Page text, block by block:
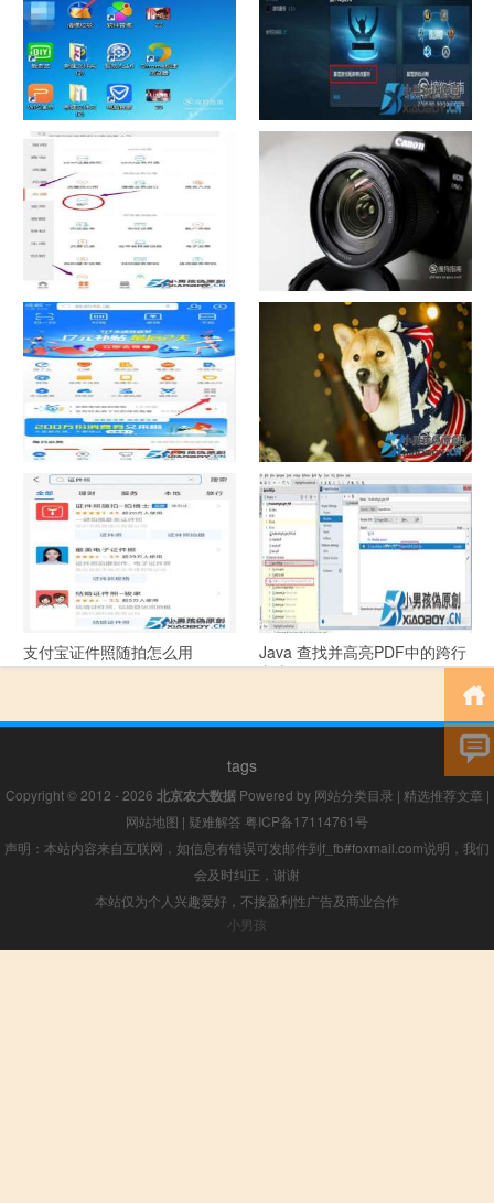
如何看认识QQ好友具体多少天
了
战网怎么修改昵称？
中国联通手机营业厅销户操作
指引
摄影作品的欣赏方法
支付宝怎么拍违章挣钱？
宠物定位器app开发可以解决哪
些问题？
支付宝证件照随拍怎么用
Java 查找并高亮PDF中的跨行
文本
tags
Copyright © 2012 - 2026 北京农大数据Powered by 网站分类目录 | 精选推荐文章 |
网站地图 | 疑难解答 粤ICP备17114761号
声明：本站内容来自互联网，如信息有错误可发邮件到f_fb#foxmail.com说明，我们
会及时纠正，谢谢
本站仅为个人兴趣爱好，不接盈利性广告及商业合作
小男孩